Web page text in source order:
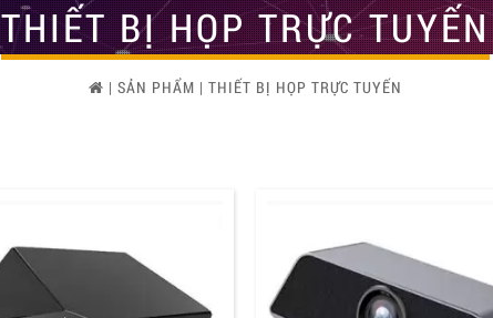
THIẾT BỊ HỌP TRỰC TUYẾN
| SẢN PHẨM | THIẾT BỊ HỌP TRỰC TUYẾN